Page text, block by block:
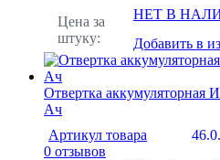
Цена за
штуку:
НЕТ В
Добавить в
Отвертка аккумуляторная
Ач
Артикул товара
0 отзывов